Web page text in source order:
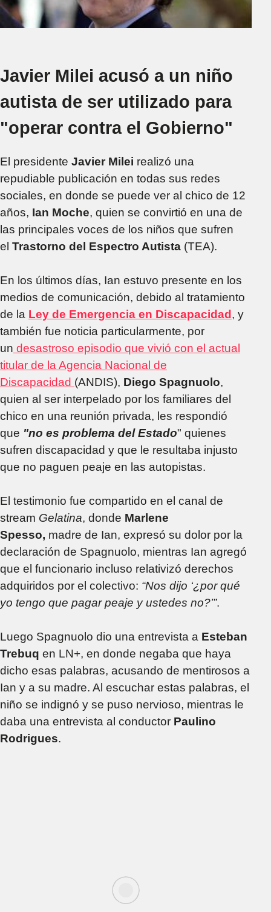
Javier Milei acusó a un niño
autista de ser utilizado para
"operar contra el Gobierno"
El presidente Javier Milei realizó una
repudiable publicación en todas sus redes
sociales, en donde se puede ver al chico de 12
años, Ian Moche, quien se convirtió en una de
las principales voces de los niños que sufren
el Trastorno del Espectro Autista (TEA).
En los últimos días, Ian estuvo presente en los
medios de comunicación, debido al tratamiento
de la Ley de Emergencia en Discapacidad , y
también fue noticia particularmente, por
un desastroso episodio que vivió con el actual
titular de la Agencia Nacional de
Discapacidad (ANDIS), Diego Spagnuolo,
quien al ser interpelado por los familiares del
chico en una reunión privada, les respondió
que "no es problema del Estado" quienes
sufren discapacidad y que le resultaba injusto
que no paguen peaje en las autopistas.
El testimonio fue compartido en el canal de
stream Gelatina, donde Marlene
Spesso, madre de Ian, expresó su dolor por la
declaración de Spagnuolo, mientras Ian agregó
que el funcionario incluso relativizó derechos
adquiridos por el colectivo: “Nos dijo ‘¿por qué
yo tengo que pagar peaje y ustedes no?’”.
Luego Spagnuolo dio una entrevista a Esteban
Trebuq en LN+, en donde negaba que haya
dicho esas palabras, acusando de mentirosos a
Ian y a su madre. Al escuchar estas palabras, el
niño se indignó y se puso nervioso, mientras le
daba una entrevista al conductor Paulino
Rodrigues.